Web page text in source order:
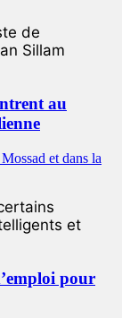
de
Sillam
au
et
pour